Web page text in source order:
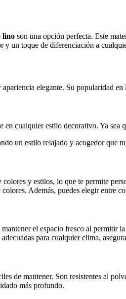
lino son una opción perfecta. Este
y un toque de diferenciación a
elegante. Su popularidad
en cualquier estilo decorativo. Ya
un estilo relajado y acogedor que
y estilos, lo que te permite
Además, puedes elegir entre
el espacio fresco al
adecuadas para cualquier clima,
de mantener. Son resistentes al
más profundo.